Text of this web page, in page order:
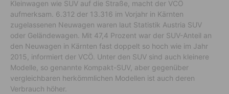
Kleinwagen wie SUV auf die Straße, macht der VCÖ
aufmerksam. 6.312 der 13.316 im Vorjahr in Kärnten
zugelassenen Neuwagen waren laut Statistik Austria SUV
oder Geländewagen. Mit 47,4 Prozent war der SUV-Anteil an
den Neuwagen in Kärnten fast doppelt so hoch wie im Jahr
2015, informiert der VCÖ. Unter den SUV sind auch kleinere
Modelle, so genannte Kompakt-SUV, aber gegenüber
vergleichbaren herkömmlichen Modellen ist auch deren
Verbrauch höher.